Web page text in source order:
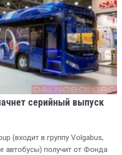
серийный выпуск
(входит в группу Volgabus,
получит от Фонда